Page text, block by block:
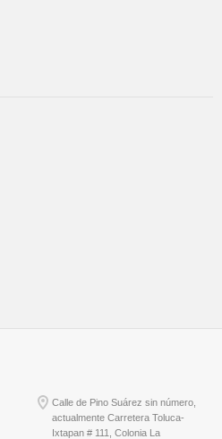
Calle de Pino Suárez sin número,
actualmente Carretera Toluca-
Ixtapan # 111, Colonia La